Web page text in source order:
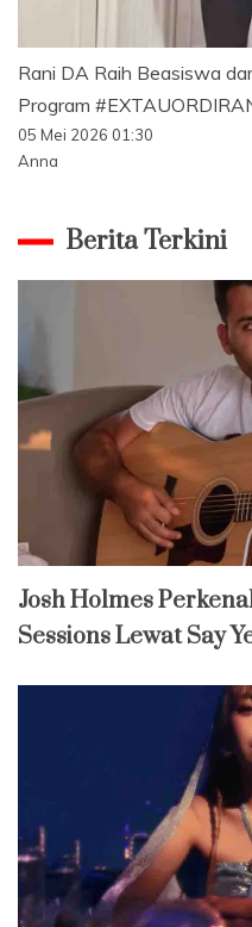
Rani DA Raih Beasiswa
Program
05 Mei 2026 01:30
Anna
Berita Terkini
Josh Holmes
Sessions Lewat Say